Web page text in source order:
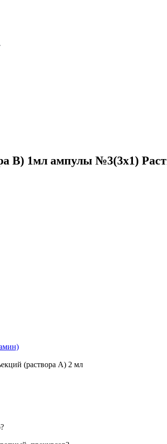
В) 1мл ампулы №3(3x1)
(раствора А) 2 мл